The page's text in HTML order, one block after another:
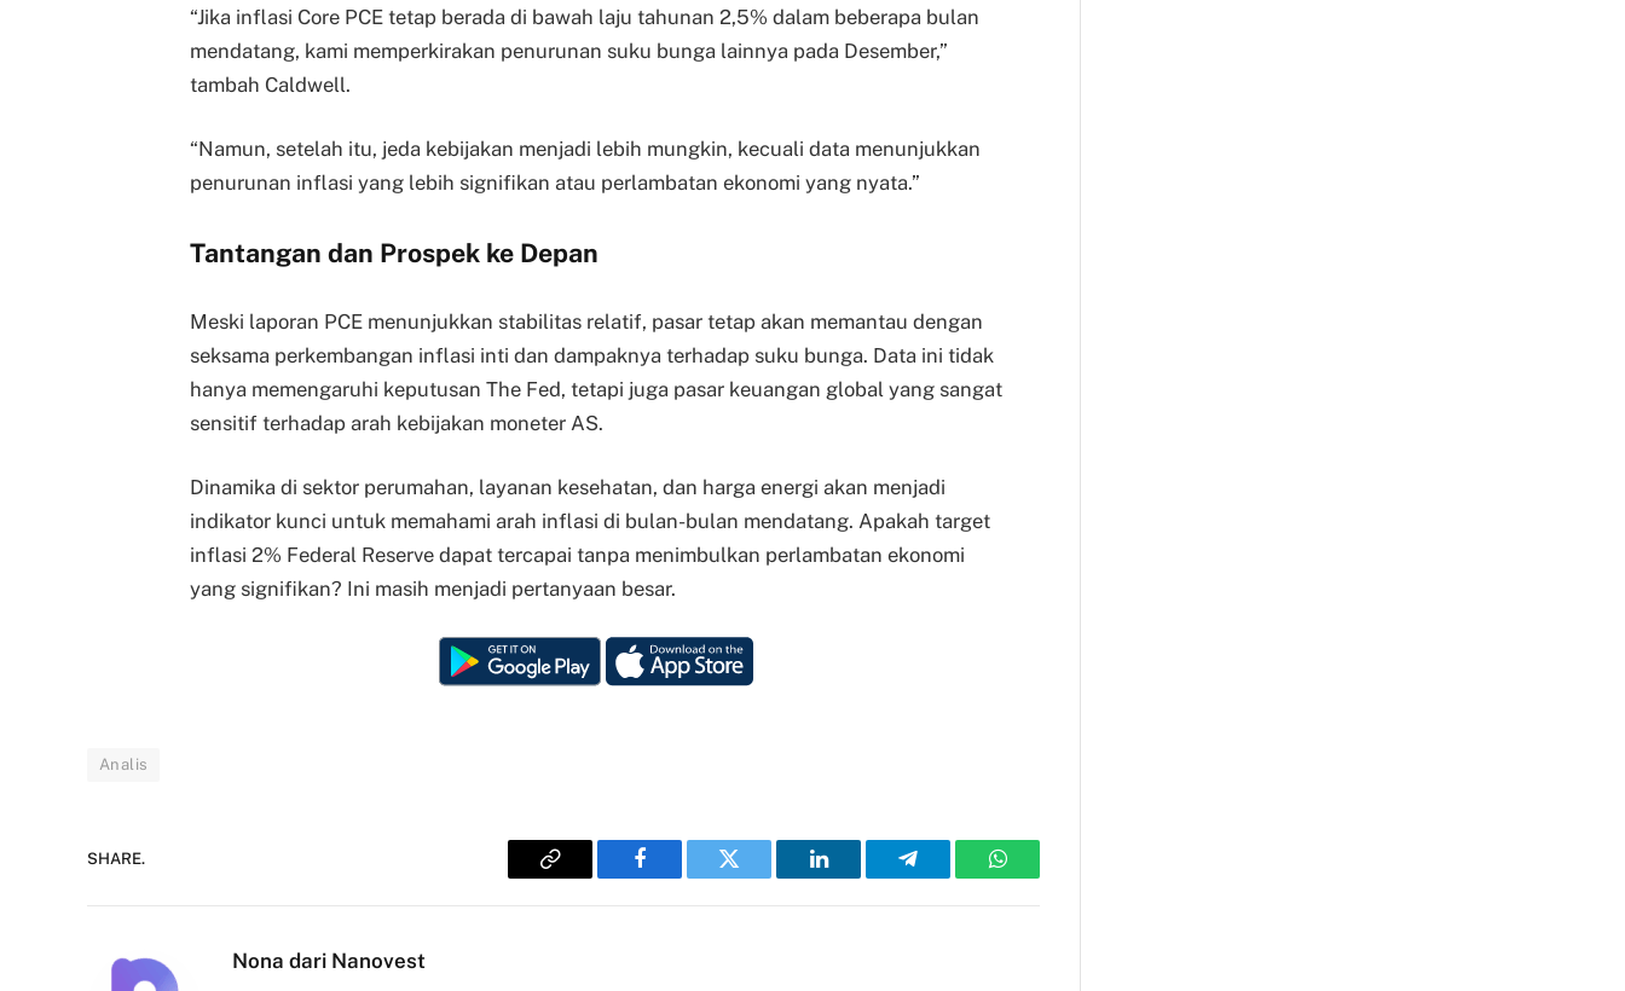
“Jika inflasi Core PCE tetap berada di bawah laju tahunan 2,5% dalam beberapa bulan
mendatang, kami memperkirakan penurunan suku bunga lainnya pada Desember,”
tambah Caldwell.
“Namun, setelah itu, jeda kebijakan menjadi lebih mungkin, kecuali data menunjukkan
penurunan inflasi yang lebih signifikan atau perlambatan ekonomi yang nyata.”
Tantangan dan Prospek ke Depan
Meski laporan PCE menunjukkan stabilitas relatif, pasar tetap akan memantau dengan
seksama perkembangan inflasi inti dan dampaknya terhadap suku bunga. Data ini tidak
hanya memengaruhi keputusan The Fed, tetapi juga pasar keuangan global yang sangat
sensitif terhadap arah kebijakan moneter AS.
Dinamika di sektor perumahan, layanan kesehatan, dan harga energi akan menjadi
indikator kunci untuk memahami arah inflasi di bulan-bulan mendatang. Apakah target
inflasi 2% Federal Reserve dapat tercapai tanpa menimbulkan perlambatan ekonomi
yang signifikan? Ini masih menjadi pertanyaan besar.
Analis
SHARE.
Copy
Facebook Twitter LinkedIn Telegram WhatsApp
Nona dari Nanovest